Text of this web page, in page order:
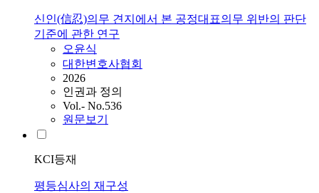
신인(信忍)의무 견지에서 본 공정대표의무 위반의 판단
기준에 관한 연구
오윤식
대한변호사협회
2026
인권과 정의
Vol.- No.536
원문보기
KCI등재
평등심사의 재구성